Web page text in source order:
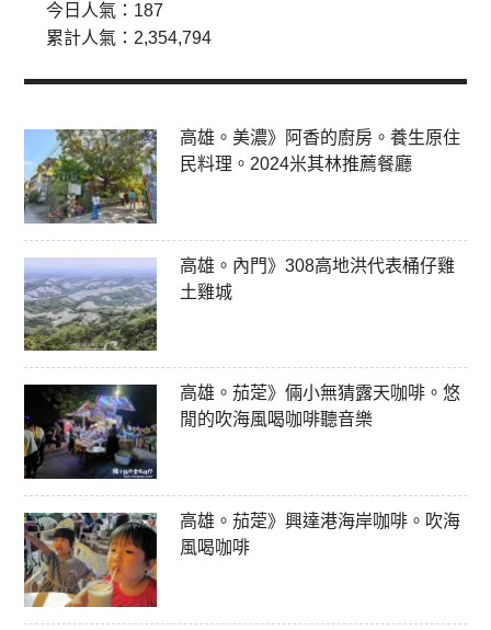
今日人氣： 187
累計人氣： 2,354,794
高雄。美濃》阿香的廚房。養生原住
民料理。2024米其林推薦餐廳
高雄。內門》308高地洪代表桶仔雞
土雞城
高雄。茄萣》倆小無猜露天咖啡。悠
閒的吹海風喝咖啡聽音樂
高雄。茄萣》興達港海岸咖啡。吹海
風喝咖啡